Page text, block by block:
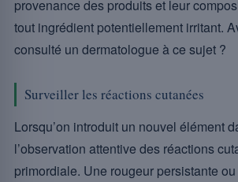
provenance des produits et leur
tout ingrédient potentiellement irritant.
consulté un dermatologue à ce sujet ?
Surveiller les réactions cutanées
Lorsqu’on introduit un nouvel élément
l’observation attentive des réactions
primordiale. Une rougeur persistante